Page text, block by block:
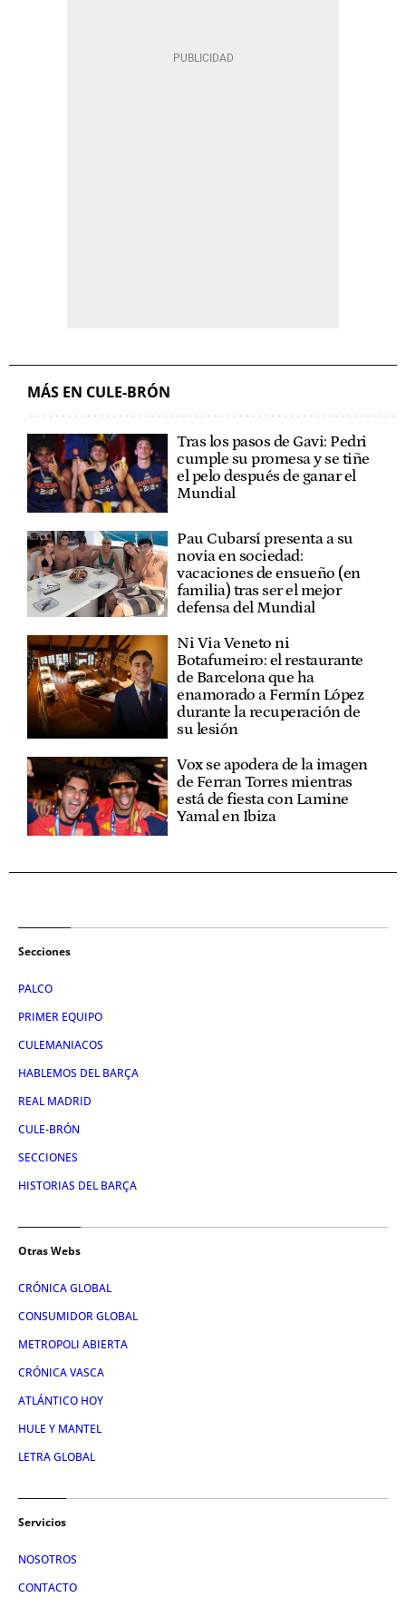
MÁS EN CULE-BRÓN
Tras los pasos de Gavi: Pedri
cumple su promesa y se tiñe
el pelo después de ganar el
Mundial
Pau Cubarsí presenta a su
novia en sociedad:
vacaciones de ensueño (en
familia) tras ser el mejor
defensa del Mundial
Ni Via Veneto ni
Botafumeiro: el restaurante
de Barcelona que ha
enamorado a Fermín López
durante la recuperación de
su lesión
Vox se apodera de la imagen
de Ferran Torres mientras
está de fiesta con Lamine
Yamal en Ibiza
Secciones
PALCO
PRIMER EQUIPO
CULEMANIACOS
HABLEMOS DEL BARÇA
REAL MADRID
CULE-BRÓN
SECCIONES
HISTORIAS DEL BARÇA
Otras Webs
CRÓNICA GLOBAL
CONSUMIDOR GLOBAL
METROPOLI ABIERTA
CRÓNICA VASCA
ATLÁNTICO HOY
HULE Y MANTEL
LETRA GLOBAL
Servicios
NOSOTROS
CONTACTO